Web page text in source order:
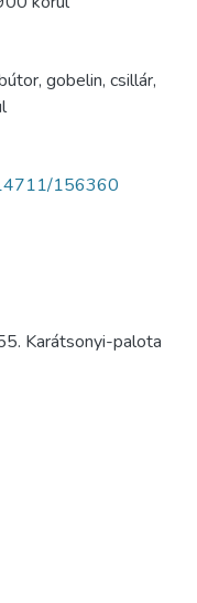
, gobelin, csillár,
156360
Karátsonyi-palota